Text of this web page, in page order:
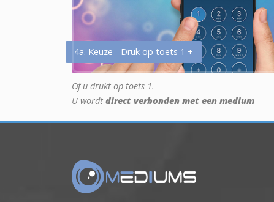
4a. Keuze - Druk op toets 1 +
Of u drukt op toets 1.
U wordt direct verbonden met een medium